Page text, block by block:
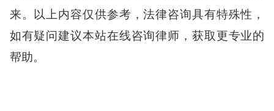
来。以上内容仅供参考，法律咨询具有特殊性，
如有疑问建议本站在线咨询律师，获取更专业的
帮助。